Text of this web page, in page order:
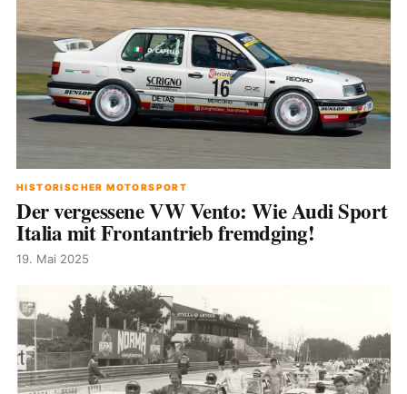
HISTORISCHER MOTORSPORT
Der vergessene VW Vento: Wie Audi Sport
Italia mit Frontantrieb fremdging!
19. Mai 2025